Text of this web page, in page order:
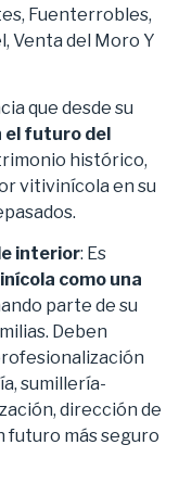
Fuenterrobles,
Venta del Moro Y
que desde su
el futuro del
histórico,
vitivinícola en su
interior: Es
como una
parte de su
Deben
sumillería-
dirección de
futuro más seguro